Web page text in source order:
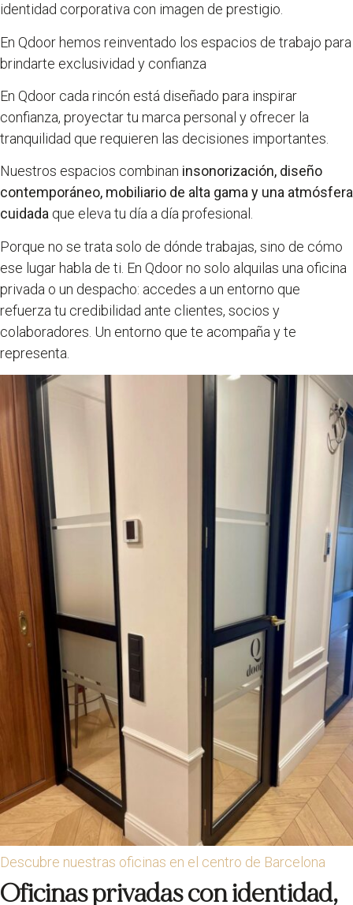
identidad corporativa con imagen de prestigio.
En Qdoor hemos reinventado los espacios de trabajo para
brindarte exclusividad y confianza
En Qdoor cada rincón está diseñado para inspirar
confianza, proyectar tu marca personal y ofrecer la
tranquilidad que requieren las decisiones importantes.
Nuestros espacios combinan insonorización, diseño
contemporáneo, mobiliario de alta gama y una atmósfera
cuidada que eleva tu día a día profesional.
Porque no se trata solo de dónde trabajas, sino de cómo
ese lugar habla de ti. En Qdoor no solo alquilas una oficina
privada o un despacho: accedes a un entorno que
refuerza tu credibilidad ante clientes, socios y
colaboradores. Un entorno que te acompaña y te
representa.
Descubre nuestras oficinas en el centro de Barcelona
Oficinas privadas con identidad,